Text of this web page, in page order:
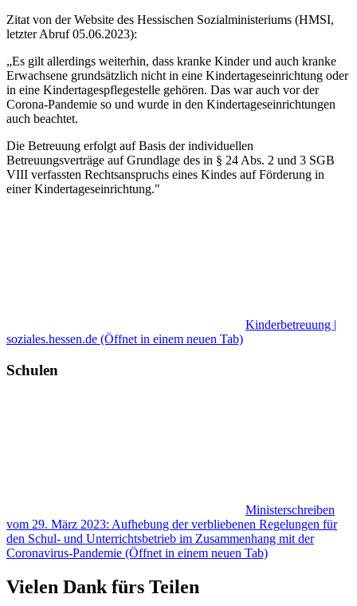
Zitat von der Website des Hessischen Sozialministeriums (HMSI,
letzter Abruf 05.06.2023):
„Es gilt allerdings weiterhin, dass kranke Kinder und auch kranke
Erwachsene grundsätzlich nicht in eine Kindertageseinrichtung oder
in eine Kindertagespflegestelle gehören. Das war auch vor der
Corona-Pandemie so und wurde in den Kindertageseinrichtungen
auch beachtet.
Die Betreuung erfolgt auf Basis der individuellen
Betreuungsverträge auf Grundlage des in § 24 Abs. 2 und 3 SGB
VIII verfassten Rechtsanspruchs eines Kindes auf Förderung in
einer Kindertageseinrichtung."
Kinderbetreuung |
soziales.hessen.de (Öffnet in einem neuen Tab)
Schulen
Ministerschreiben
vom 29. März 2023: Aufhebung der verbliebenen Regelungen für
den Schul- und Unterrichtsbetrieb im Zusammenhang mit der
Coronavirus-Pandemie (Öffnet in einem neuen Tab)
Vielen Dank fürs Teilen